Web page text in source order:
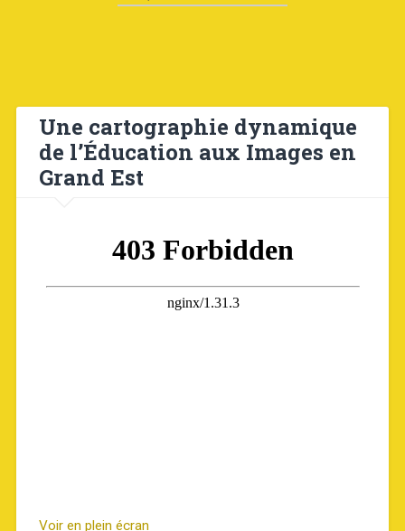
Une cartographie dynamique
de l’Éducation aux Images en
Grand Est
Voir en plein écran